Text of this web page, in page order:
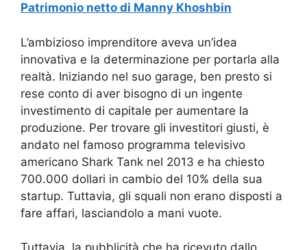
Patrimonio netto di Manny Khoshbin
L’ambizioso imprenditore aveva un’idea
innovativa e la determinazione per portarla alla
realtà. Iniziando nel suo garage, ben presto si
rese conto di aver bisogno di un ingente
investimento di capitale per aumentare la
produzione. Per trovare gli investitori giusti, è
andato nel famoso programma televisivo
americano Shark Tank nel 2013 e ha chiesto
700.000 dollari in cambio del 10% della sua
startup. Tuttavia, gli squali non erano disposti a
fare affari, lasciandolo a mani vuote.